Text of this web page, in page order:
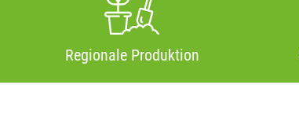
Regionale Produktion